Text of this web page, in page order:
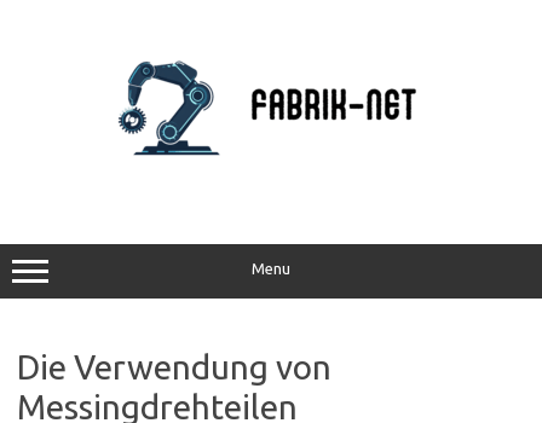
Menu
Die Verwendung von
Messingdrehteilen